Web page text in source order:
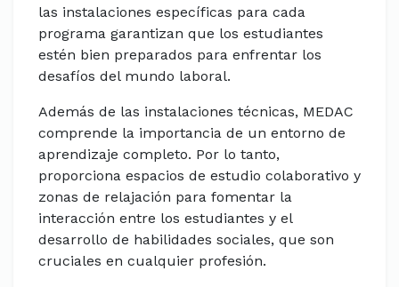
las instalaciones específicas para cada
programa garantizan que los estudiantes
estén bien preparados para enfrentar los
desafíos del mundo laboral.
Además de las instalaciones técnicas, MEDAC
comprende la importancia de un entorno de
aprendizaje completo. Por lo tanto,
proporciona espacios de estudio colaborativo y
zonas de relajación para fomentar la
interacción entre los estudiantes y el
desarrollo de habilidades sociales, que son
cruciales en cualquier profesión.